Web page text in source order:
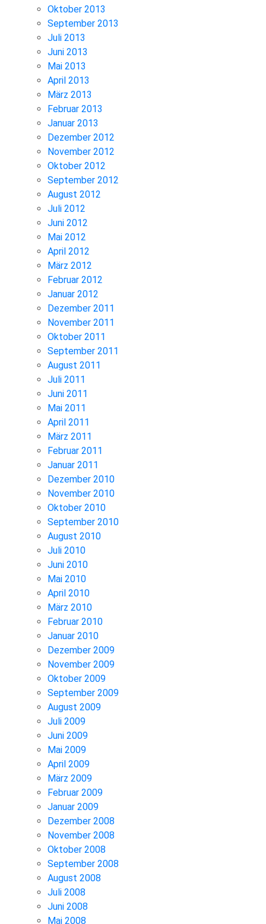
Oktober 2013
September 2013
Juli 2013
Juni 2013
Mai 2013
April 2013
März 2013
Februar 2013
Januar 2013
Dezember 2012
November 2012
Oktober 2012
September 2012
August 2012
Juli 2012
Juni 2012
Mai 2012
April 2012
März 2012
Februar 2012
Januar 2012
Dezember 2011
November 2011
Oktober 2011
September 2011
August 2011
Juli 2011
Juni 2011
Mai 2011
April 2011
März 2011
Februar 2011
Januar 2011
Dezember 2010
November 2010
Oktober 2010
September 2010
August 2010
Juli 2010
Juni 2010
Mai 2010
April 2010
März 2010
Februar 2010
Januar 2010
Dezember 2009
November 2009
Oktober 2009
September 2009
August 2009
Juli 2009
Juni 2009
Mai 2009
April 2009
März 2009
Februar 2009
Januar 2009
Dezember 2008
November 2008
Oktober 2008
September 2008
August 2008
Juli 2008
Juni 2008
Mai 2008